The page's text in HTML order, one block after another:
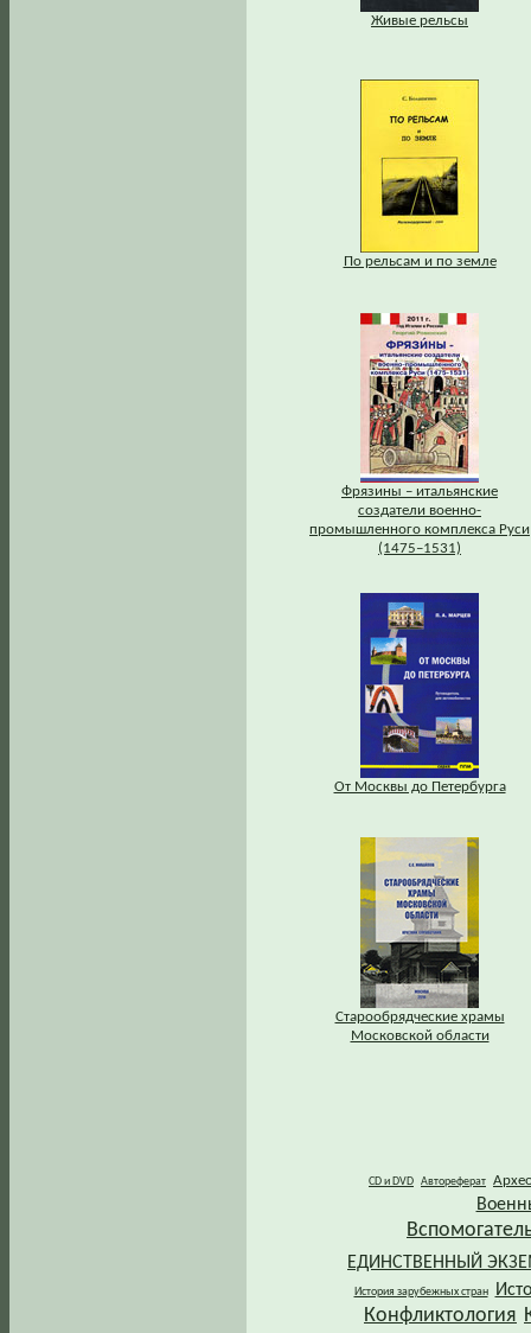
Живые рельсы
По рельсам и по земле
Фрязины – итальянские
создатели военно-
промышленного комплекса Руси
(1475–1531)
От Москвы до Петербурга
Старообрядческие храмы
Московской области
CD и DVD Автореферат
ЕДИНСТВЕННЫЙ
История зарубежных стран
Конфликтология